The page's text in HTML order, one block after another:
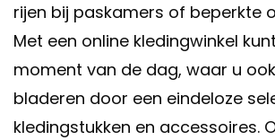
rijen bij paskamers of beperkte
Met een online kledingwinkel
moment van de dag, waar u
bladeren door een eindeloze
kledingstukken en accessoires.